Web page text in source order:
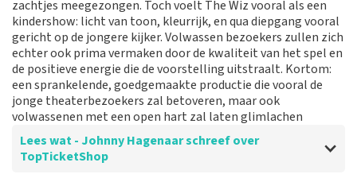
U helpt ons zo onze dienstverlening te verbeteren en
ook helpt u andere consumenten met het maken van
een beslissing. Wij hebben uw review gelezen en willen
er graag op reageren. Wij begrijpen dat u teleurgesteld
bent over de geboden plaatsen. Dit is vervelend. Maar
helaas gaan wij niet over de zaalindeling. Wij hebben de
categorie geleverd die u besteld heeft. Mocht het een
mindere plaats zijn in deze categorie dan komt dit
doordat de betere plaatsen in deze categorie al
verkocht waren aan de klanten voor u. Hier is helaas
niks aan te doen. Het klopt dat onze tickets soms
zachtjes meegezongen. Toch voelt The Wiz vooral als een
kindershow: licht van toon, kleurrijk, en qua diepgang vooral
gericht op de jongere kijker. Volwassen bezoekers zullen zich
echter ook prima vermaken door de kwaliteit van het spel en
de positieve energie die de voorstelling uitstraalt. Kortom:
een sprankelende, goedgemaakte productie die vooral de
jonge theaterbezoekers zal betoveren, maar ook
volwassenen met een open hart zal laten glimlachen
Lees wat - Johnny Hagenaar schreef over
TopTicketShop